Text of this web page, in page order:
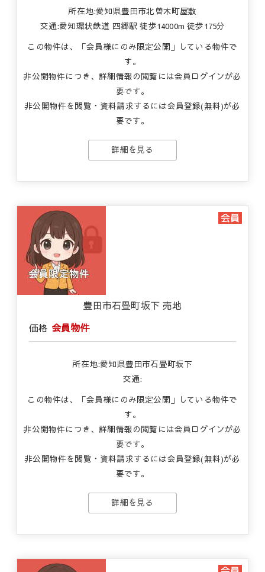
所在地:愛知県豊田市北曽木町屋敷
交通:愛知環状鉄道 四郷駅 徒歩14000m 徒歩175分
この物件は、「会員様にのみ限定公開」している物件で
す。
非公開物件につき、詳細情報の閲覧には会員ログインが必
要です。
非公開物件を閲覧・資料請求するには会員登録(無料)が必
要です。
詳細を見る
豊田市石畳町坂下 売地
価格 会員物件
所在地:愛知県豊田市石畳町坂下
交通:
この物件は、「会員様にのみ限定公開」している物件で
す。
非公開物件につき、詳細情報の閲覧には会員ログインが必
要です。
非公開物件を閲覧・資料請求するには会員登録(無料)が必
要です。
詳細を見る